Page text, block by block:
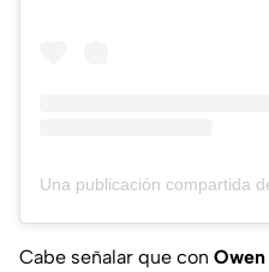
Cabe señalar que con Owen